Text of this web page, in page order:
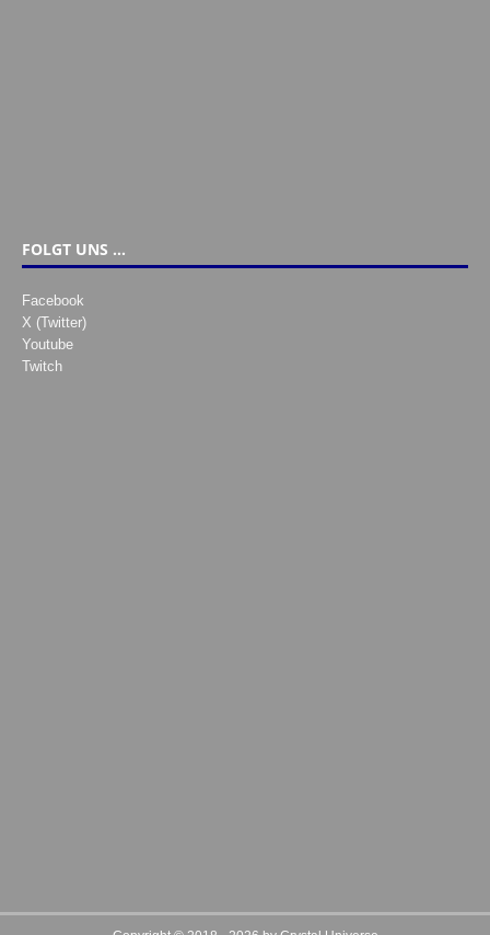
FOLGT UNS …
Facebook
X (Twitter)
Youtube
Twitch